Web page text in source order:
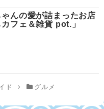
んの愛が詰まったお店
カフェ＆雑貨 pot.」
ド グルメ